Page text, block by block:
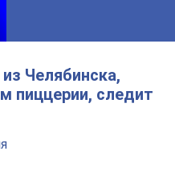
Челябинска,
пиццерии, следит